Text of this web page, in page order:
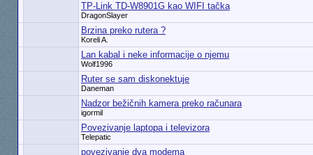
TP-Link TD-W8901G kao WIFI tačka
DragonSlayer
Brzina preko rutera ?
Koreli A.
Lan kabal i neke informacije o njemu
Wolf1996
Ruter se sam diskonektuje
Daneman
Nadzor bežičnih kamera preko računara
igormil
Povezivanje laptopa i televizora
Telepatic
povezivanje dva modema